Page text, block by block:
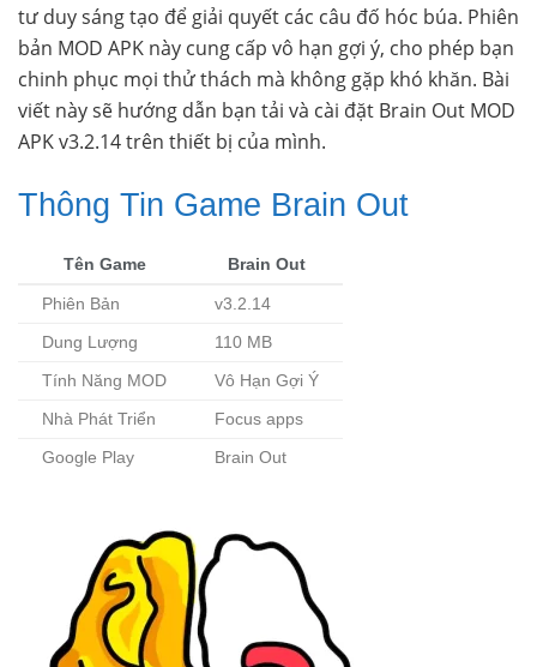
tư duy sáng tạo để giải quyết các câu đố hóc búa. Phiên
bản MOD APK này cung cấp vô hạn gợi ý, cho phép bạn
chinh phục mọi thử thách mà không gặp khó khăn. Bài
viết này sẽ hướng dẫn bạn tải và cài đặt Brain Out MOD
APK v3.2.14 trên thiết bị của mình.
Thông Tin Game Brain Out
Tên Game Brain Out
Phiên Bản v3.2.14
Dung Lượng 110 MB
Tính Năng MOD Vô Hạn Gợi Ý
Nhà Phát Triển Focus apps
Google Play Brain Out